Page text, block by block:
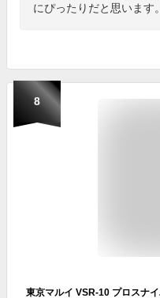
にぴったりだと思います。
8